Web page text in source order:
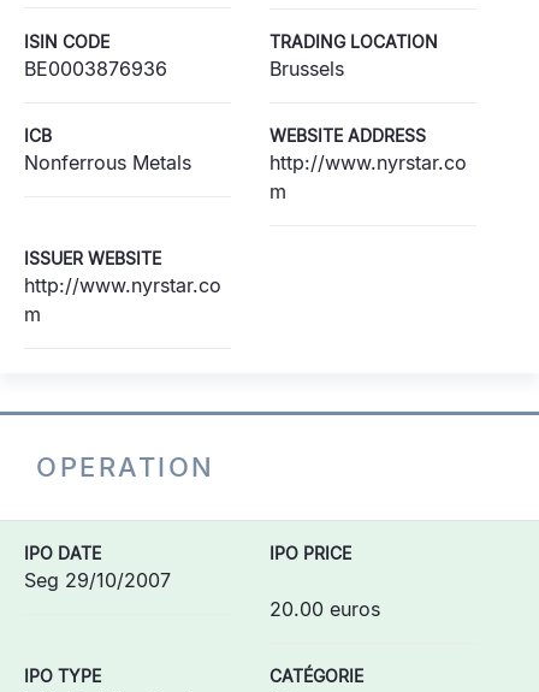
ISIN CODE
BE0003876936
TRADING LOCATION
Brussels
ICB
Nonferrous Metals
WEBSITE ADDRESS
http://www.nyrstar.co
m
ISSUER WEBSITE
http://www.nyrstar.co
m
OPERATION
IPO DATE
Seg 29/10/2007
IPO PRICE
20.00 euros
IPO TYPE CATÉGORIE